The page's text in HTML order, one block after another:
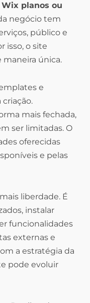
Wix planos ou
negócio tem
público e
isso, o site
maneira única.
e
mais fechada,
ser limitadas. O
oferecidas
e pelas
liberdade. É
instalar
funcionalidades
externas e
a estratégia da
pode evoluir